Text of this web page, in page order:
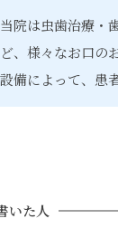
当院は虫歯治療・
ど、様々なお口の
設備によって、患
いた人